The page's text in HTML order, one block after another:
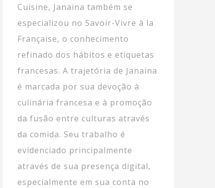
Cuisine, Janaina também se
especializou no Savoir-Vivre à la
Française, o conhecimento
refinado dos hábitos e etiquetas
francesas. A trajetória de Janaina
é marcada por sua devoção à
culinária francesa e à promoção
da fusão entre culturas através
da comida. Seu trabalho é
evidenciado principalmente
através de sua presença digital,
especialmente em sua conta no